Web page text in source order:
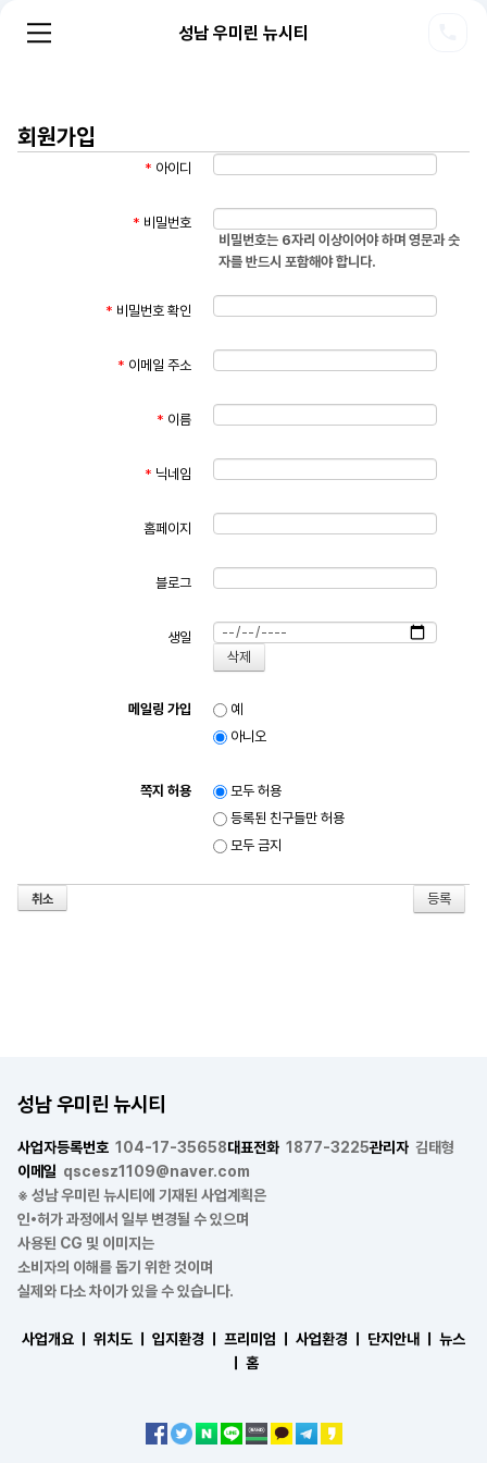
성남 우미린 뉴시티
회원가입
* 아이디
* 비밀번호
비밀번호는 6자리 이상이어야 하며 영문과 숫
자를 반드시 포함해야 합니다.
* 비밀번호 확인
* 이메일 주소
* 이름
* 닉네임
홈페이지
블로그
생일
메일링 가입
예
아니오
쪽지 허용
모두 허용
등록된 친구들만 허용
모두 금지
취소
성남 우미린 뉴시티
사업자등록번호 104-17-35658대표전화 1877-3225관리자 김태형
이메일 qscesz1109@naver.com
※ 성남 우미린 뉴시티에 기재된 사업계획은
인•허가 과정에서 일부 변경될 수 있으며
사용된 CG 및 이미지는
소비자의 이해를 돕기 위한 것이며
실제와 다소 차이가 있을 수 있습니다.
사업개요 ㅣ 위치도 ㅣ 입지환경 ㅣ 프리미엄 ㅣ 사업환경 ㅣ 단지안내 ㅣ
뉴스
홈